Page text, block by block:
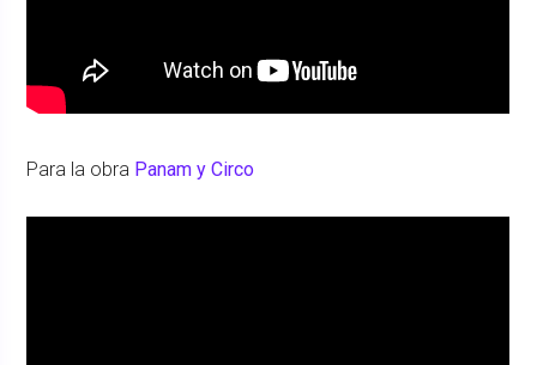
Para la obra Panam y Circo